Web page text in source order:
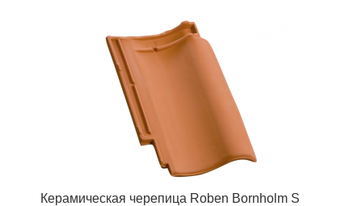
Керамическая черепица Roben Bornholm S